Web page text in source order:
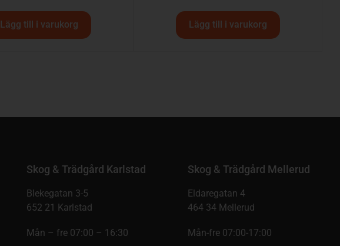
Lägg till i varukorg Lägg till i varukorg
Skog & Trädgård Karlstad
Blekegatan 3-5
652 21 Karlstad
Mån – fre 07:00 – 16:30
Skog & Trädgård Mellerud
Eldaregatan 4
464 34 Mellerud
Mån-fre 07:00-17:00